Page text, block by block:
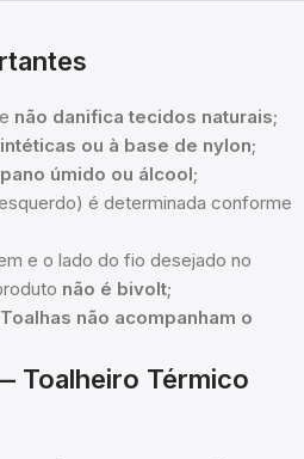
não danifica tecidos naturais;
ou à base de nylon;
pano úmido ou álcool;
é determinada conforme
e o lado do fio desejado no
não é bivolt;
Toalhas não acompanham o
Toalheiro Térmico